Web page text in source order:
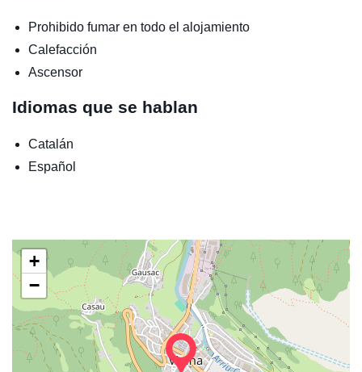
Prohibido fumar en todo el alojamiento
Calefacción
Ascensor
Idiomas que se hablan
Catalán
Español
+
−